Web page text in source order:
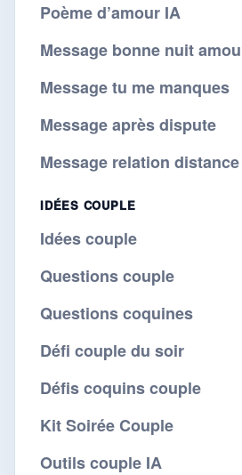
Poème d’amour IA
Message bonne nuit
Message tu me manques
Message après dispute
Message relation distance
IDÉES COUPLE
Idées couple
Questions couple
Questions coquines
Défi couple du soir
Défis coquins couple
Kit Soirée Couple
Outils couple IA